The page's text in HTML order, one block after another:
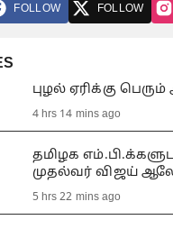
FOLLOW FOLLOW
புழல் ஏரிக்கு
4 hrs 14 mins ago
தமிழக
முதல்வர் விஜய்
5 hrs 22 mins ago